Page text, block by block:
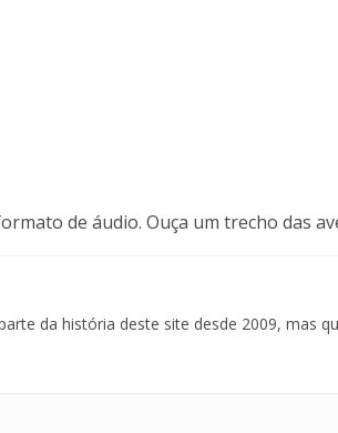
de áudio. Ouça um trecho das
da história deste site desde 2009, mas